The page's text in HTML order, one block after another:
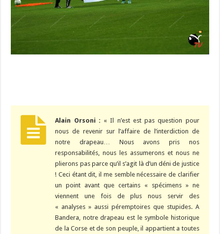
Alain Orsoni : « Il n’est est pas question pour
nous de revenir sur l’affaire de l’interdiction de
notre drapeau… Nous avons pris nos
responsabilités, nous les assumerons et nous ne
plierons pas parce qu’il s’agit là d’un déni de justice
! Ceci étant dit, il me semble nécessaire de clarifier
un point avant que certains « spécimens » ne
viennent une fois de plus nous servir des
« analyses » aussi péremptoires que stupides. A
Bandera, notre drapeau est le symbole historique
de la Corse et de son peuple, il appartient a toutes